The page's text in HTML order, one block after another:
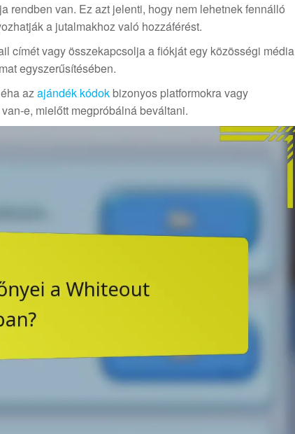
rendben van. Ez azt jelenti, hogy nem lehetnek fennálló
a jutalmakhoz való hozzáférést.
címét vagy összekapcsolja a fiókját egy közösségi média
egyszerűsítésében.
azajándék kódok bizonyos platformokra vagy
e, mielőtt megpróbálná beváltani.